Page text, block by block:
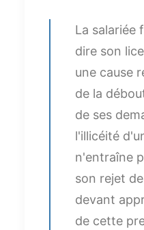
La salariée
dire son
une cause
de la
de ses
l'illicéité
n'entraîne
son rejet
devant
de cette